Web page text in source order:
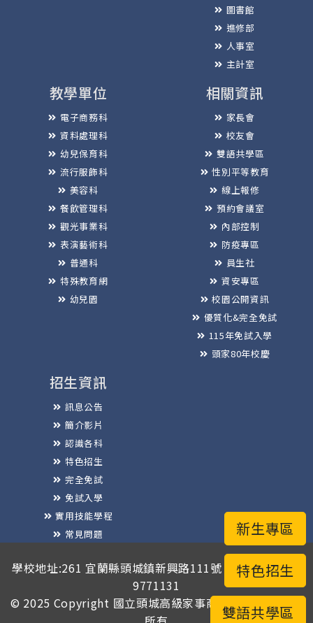
雙語共學區
特色招生
新生專區
圖書館
進修部
人事室
主計室
教學單位
電子商務科
資料處理科
幼兒保育科
流行服飾科
美容科
餐飲管理科
觀光事業科
表演藝術科
普通科
特殊教育網
幼兒園
相關資訊
家長會
校友會
雙語共學區
性別平等教育
線上報修
預約會議室
內部控制
防疫專區
員生社
資安專區
校園公開資訊
優質化&完全免試
115年免試入學
頭家80年校慶
招生資訊
訊息公告
簡介影片
認識各科
特色招生
完全免試
免試入學
實用技能學程
常見問題
學校地址:261 宜蘭縣頭城鎮新興路111號 / 電話總機:03-
9771131
© 2025 Copyright 國立頭城高級家事商業職業學校版權